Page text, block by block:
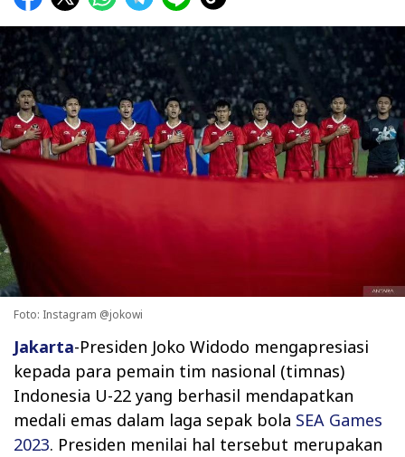
Foto: Instagram @jokowi
Jakarta-Presiden Joko Widodo mengapresiasi
kepada para pemain tim nasional (timnas)
Indonesia U-22 yang berhasil mendapatkan
medali emas dalam laga sepak bola SEA Games
2023. Presiden menilai hal tersebut merupakan